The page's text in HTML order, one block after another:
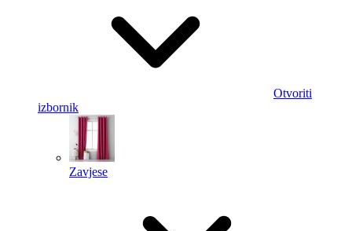
Otvoriti
izbornik
Zavjese